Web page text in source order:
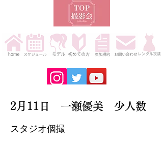
2月11日 一瀬優美 少人数
スタジオ個撮